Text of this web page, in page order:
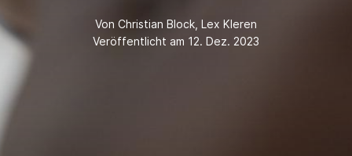
Von Christian Block Lex Kleren
Veröffentlicht am 12. Dez. 2023